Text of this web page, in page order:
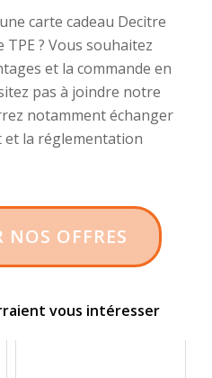
carte cadeau Decitre
? Vous souhaitez
et la commande en
pas à joindre notre
notamment échanger
et la réglementation
NOS OFFRES
vous intéresser